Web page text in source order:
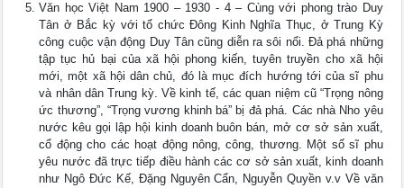
Văn học Việt Nam 1900 – 1930 - 4 – Cùng với phong trào Duy
Tân ở Bắc kỳ với tổ chức Đông Kinh Nghĩa Thục, ở Trung Kỳ
công cuộc vận động Duy Tân cũng diễn ra sôi nổi. Đả phá những
tập tục hủ bại của xã hội phong kiến, tuyên truyền cho xã hội
mới, một xã hội dân chủ, đó là mục đích hướng tới của sĩ phu
và nhân dân Trung kỳ. Về kinh tế, các quan niệm cũ “Trọng nông
ức thương”, “Trọng vương khinh bá” bị đả phá. Các nhà Nho yêu
nước kêu gọi lập hội kinh doanh buôn bán, mở cơ sở sản xuất,
cổ động cho các hoạt động nông, công, thương. Một số sĩ phu
yêu nước đã trực tiếp điều hành các cơ sở sản xuất, kinh doanh
như Ngô Đức Kế, Đặng Nguyên Cẩn, Nguyễn Quyền v.v Về văn